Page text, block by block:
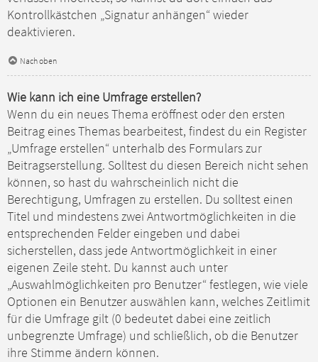
Kontrollkästchen „Signatur anhängen“ wieder
deaktivieren.
Nach oben
Wie kann ich eine Umfrage erstellen?
Wenn du ein neues Thema eröffnest oder den ersten
Beitrag eines Themas bearbeitest, findest du ein Register
„Umfrage erstellen“ unterhalb des Formulars zur
Beitragserstellung. Solltest du diesen Bereich nicht sehen
können, so hast du wahrscheinlich nicht die
Berechtigung, Umfragen zu erstellen. Du solltest einen
Titel und mindestens zwei Antwortmöglichkeiten in die
entsprechenden Felder eingeben und dabei
sicherstellen, dass jede Antwortmöglichkeit in einer
eigenen Zeile steht. Du kannst auch unter
„Auswahlmöglichkeiten pro Benutzer“ festlegen, wie viele
Optionen ein Benutzer auswählen kann, welches Zeitlimit
für die Umfrage gilt (0 bedeutet dabei eine zeitlich
unbegrenzte Umfrage) und schließlich, ob die Benutzer
ihre Stimme ändern können.